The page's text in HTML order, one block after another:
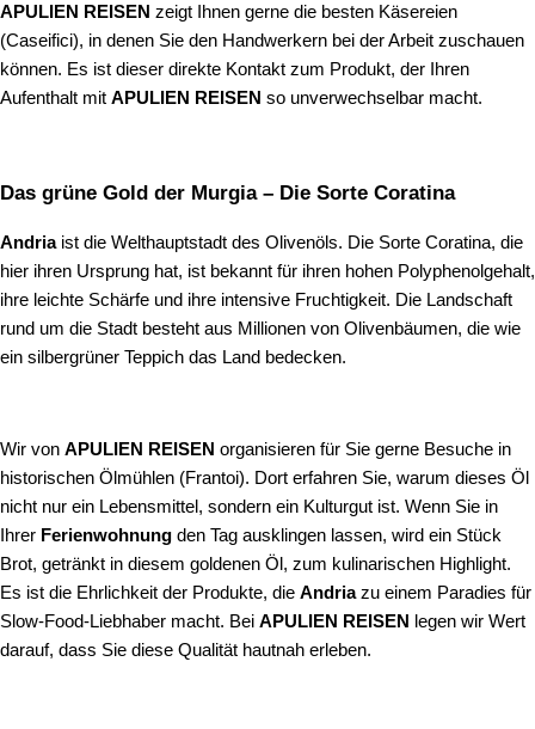
APULIEN REISEN zeigt Ihnen gerne die besten Käsereien
(Caseifici), in denen Sie den Handwerkern bei der Arbeit zuschauen
können. Es ist dieser direkte Kontakt zum Produkt, der Ihren
Aufenthalt mit APULIEN REISEN so unverwechselbar macht.
Das grüne Gold der Murgia – Die Sorte Coratina
Andriaist die Welthauptstadt des Olivenöls. Die Sorte Coratina, die
hier ihren Ursprung hat, ist bekannt für ihren hohen Polyphenolgehalt,
ihre leichte Schärfe und ihre intensive Fruchtigkeit. Die Landschaft
rund um die Stadt besteht aus Millionen von Olivenbäumen, die wie
ein silbergrüner Teppich das Land bedecken.
Wir von APULIEN REISEN organisieren für Sie gerne Besuche in
historischen Ölmühlen (Frantoi). Dort erfahren Sie, warum dieses Öl
nicht nur ein Lebensmittel, sondern ein Kulturgut ist. Wenn Sie in
Ihrer Ferienwohnung den Tag ausklingen lassen, wird ein Stück
Brot, getränkt in diesem goldenen Öl, zum kulinarischen Highlight.
Es ist die Ehrlichkeit der Produkte, die Andriazu einem Paradies für
Slow-Food-Liebhaber macht. Bei APULIEN REISEN
legen wir Wert
darauf, dass Sie diese Qualität hautnah erleben.